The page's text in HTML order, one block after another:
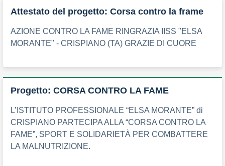
Attestato del progetto: Corsa contro la frame
AZIONE CONTRO LA FAME RINGRAZIA IISS "ELSA
MORANTE" - CRISPIANO (TA) GRAZIE DI CUORE
Progetto: CORSA CONTRO LA FAME
L’ISTITUTO PROFESSIONALE “ELSA MORANTE” di
CRISPIANO PARTECIPA ALLA “CORSA CONTRO LA
FAME”, SPORT E SOLIDARIETÀ PER COMBATTERE
LA MALNUTRIZIONE.